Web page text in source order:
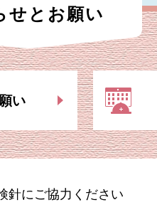
せと お願い
い
針にご協力ください